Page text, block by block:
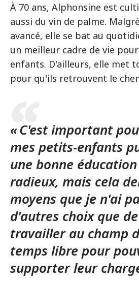
À 70 ans, Alphonsine est
aussi du vin de palme.
avancé, elle se bat au
un meilleur cadre de vie
enfants. D'ailleurs, elle met
pour qu'ils retrouvent le
« C'est important
mes petits-enfants
une bonne
radieux, mais cela
moyens que je n'ai
d'autres choix que
travailler au champ
temps libre pour
supporter leur